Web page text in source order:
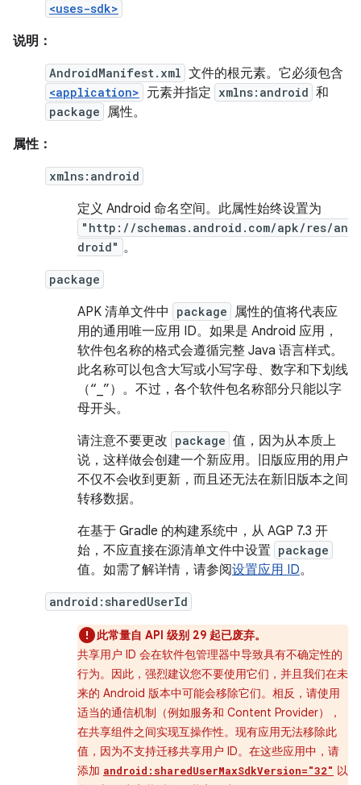
<uses-sdk>
说明：
AndroidManifest.xml 文件的根元素。它必须包含
<application> 元素并指定 xmlns:android 和
package 属性。
属性：
xmlns:android
定义 Android 命名空间。此属性始终设置为
"http://schemas.android.com/apk/res/an
droid" 。
package
APK 清单文件中 package 属性的值将代表应
用的通用唯一应用 ID。如果是 Android 应用，
软件包名称的格式会遵循完整 Java 语言样式。
此名称可以包含大写或小写字母、数字和下划线
（“_”）。不过，各个软件包名称部分只能以字
母开头。
请注意不要更改 package 值，因为从本质上
说，这样做会创建一个新应用。旧版应用的用户
不仅不会收到更新，而且还无法在新旧版本之间
转移数据。
在基于 Gradle 的构建系统中，从 AGP 7.3 开
始，不应直接在源清单文件中设置 package
值。如需了解详情，请参阅设置应用 ID。
android:sharedUserId
此常量自 API 级别 29 起已废弃。
共享用户 ID 会在软件包管理器中导致具有不确定性的
行为。因此，强烈建议您不要使用它们，并且我们在未
来的 Android 版本中可能会移除它们。相反，请使用
适当的通信机制（例如服务和 Content Provider），
在共享组件之间实现互操作性。现有应用无法移除此
值，因为不支持迁移共享用户 ID。在这些应用中，请
添加 android:sharedUserMaxSdkVersion="32" 以